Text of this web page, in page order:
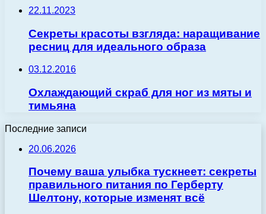
22.11.2023
Секреты красоты взгляда: наращивание
ресниц для идеального образа
03.12.2016
Охлаждающий скраб для ног из мяты и
тимьяна
Последние записи
20.06.2026
Почему ваша улыбка тускнеет: секреты
правильного питания по Герберту
Шелтону, которые изменят всё